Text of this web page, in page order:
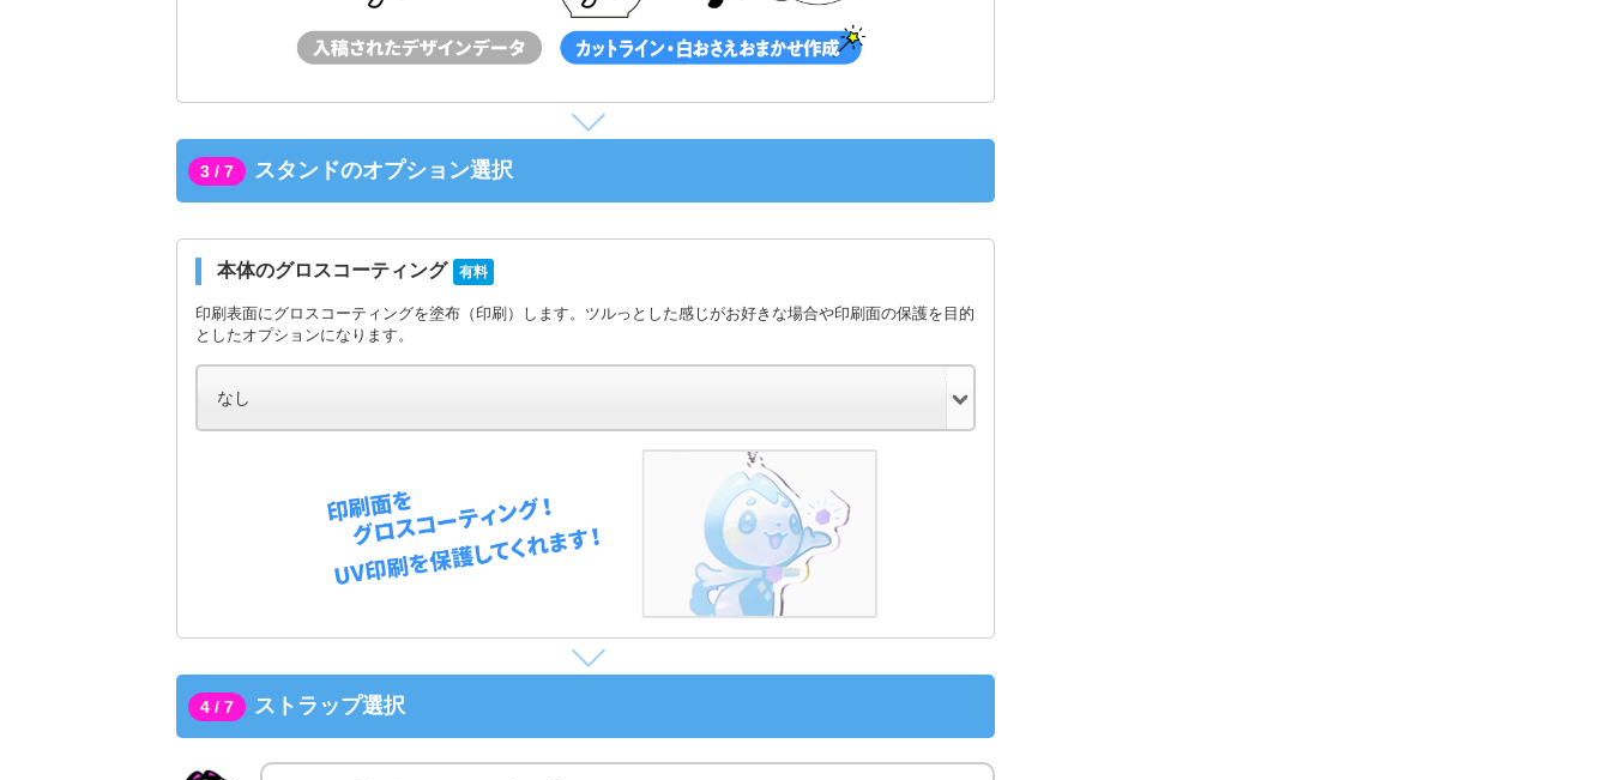
3 / 7 スタンドのオプション選択
本体のグロスコーティング 有料
印刷表面にグロスコーティングを塗布（印刷）します。ツルっとした感じがお好きな場合や印刷面の保護を目的
としたオプションになります。
4 / 7 ストラップ選択